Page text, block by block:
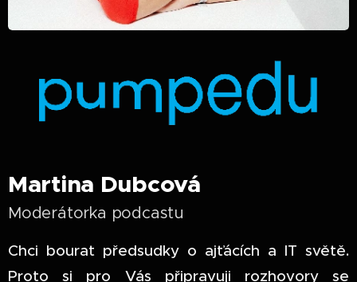
Martina Dubcová
Moderátorka podcastu
Chci bourat předsudky o ajťácích a IT světě.
Proto si pro Vás připravuji rozhovory se